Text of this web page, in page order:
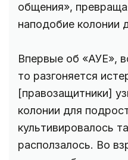
общения»,
наподобие колонии
Впервые об «АУЕ»,
то разгоняется
[правозащитники]
колонии для
культивировалось
расползалось. Во